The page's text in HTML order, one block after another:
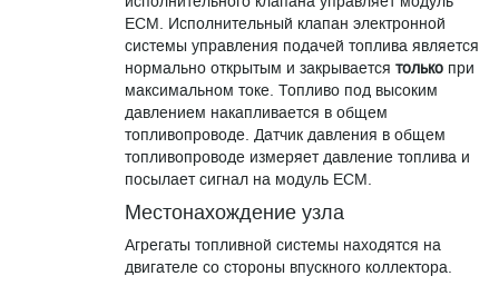
ECM. Исполнительный клапан электронной
системы управления подачей топлива является
нормально открытым и закрываетсятолько при
максимальном токе. Топливо под высоким
давлением накапливается в общем
топливопроводе. Датчик давления в общем
топливопроводе измеряет давление топлива и
посылает сигнал на модуль ECM.
Местонахождение узла
Агрегаты топливной системы находятся на
двигателе со стороны впускного коллектора.